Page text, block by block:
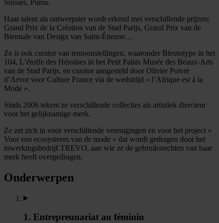
Suisses, Puma.
Haar talent als ontwerpster wordt erkend met verschillende prijzen:
Grand Prix de la Création van de Stad Parijs, Grand Prix van de
Biennale van Design van Saint-Étienne…
Ze is ook curator van tentoonstellingen, waaronder Bleutotype in het
104, L’étoffe des Héroïnes in het Petit Palais Musée des Beaux-Arts
van de Stad Parijs, en curator aangesteld door Olivier Poivre
d’Arvor voor Culture France via de wedstrijd « l’Afrique est à la
Mode ».
Sinds 2006 tekent ze verschillende collecties als artistiek directeur
voor het gelijknamige merk.
Ze zet zich in voor verschillende verenigingen en voor het project «
Voor een ecosysteem van de mode » dat wordt gedragen door het
inwerkingsbedrijf TREVO, aan wie ze de gebruiksrechten van haar
merk heeft overgedragen.
Onderwerpen
1. Entrepreunariat au féminin